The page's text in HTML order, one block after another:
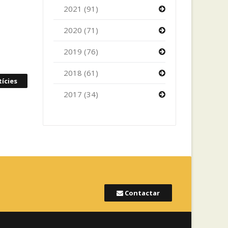
2021 (91)
2020 (71)
2019 (76)
2018 (61)
2017 (34)
Contactar